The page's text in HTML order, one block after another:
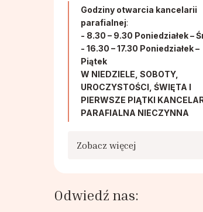
Godziny otwarcia kancelarii
parafialnej:
- 8.30 – 9.30 Poniedziałek –
- 16.30 – 17.30 Poniedziałek –
Piątek
W NIEDZIELE, SOBOTY,
UROCZYSTOŚCI, ŚWIĘTA I
PIERWSZE PIĄTKI
PARAFIALNA NIECZYNNA
Zobacz więcej
Odwiedź nas: